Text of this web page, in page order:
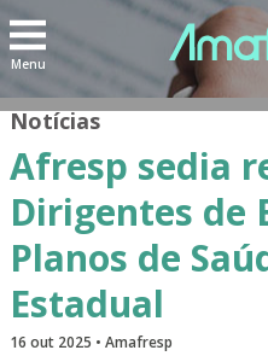
Menu
Notícias
Afresp sedia
Dirigentes de
Planos de
Estadual
16 out 2025 • Amafresp